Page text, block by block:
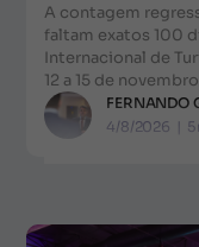
A contagem
faltam exatos 100
Internacional de
12 a 15 de novembro
FERNANDO
4/8/2026 | 5